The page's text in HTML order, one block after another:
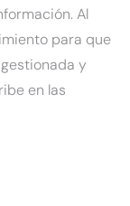
Al
para que
y
en las